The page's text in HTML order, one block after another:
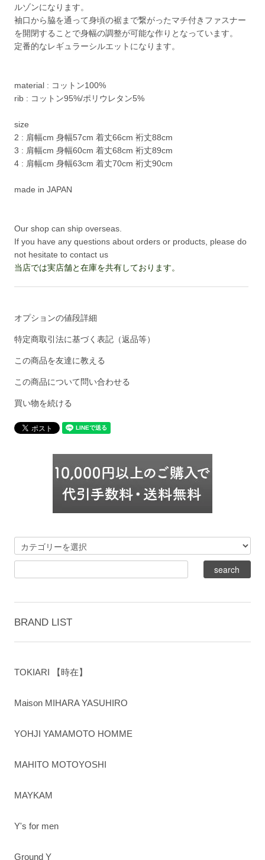
ルゾンになります。
袖口から脇を通って身頃の裾まで繋がったマチ付きファスナー
を開閉することで身幅の調整が可能な作りとなっています。
定番的なレギュラーシルエットになります。
material : コットン100%
rib : コットン95%/ポリウレタン5%
size
2 : 肩幅cm 身幅57cm 着丈66cm 裄丈88cm
3 : 肩幅cm 身幅60cm 着丈68cm 裄丈89cm
4 : 肩幅cm 身幅63cm 着丈70cm 裄丈90cm
made in JAPAN
Our shop can ship overseas.
If you have any questions about orders or products, please do
not hesitate to contact us
当店では実店舗と在庫を共有しております。
オプションの値段詳細
特定商取引法に基づく表記（返品等）
この商品を友達に教える
この商品について問い合わせる
買い物を続ける
BRAND LIST
TOKIARI 【時在】
Maison MIHARA YASUHIRO
YOHJI YAMAMOTO HOMME
MAHITO MOTOYOSHI
MAYKAM
Y's for men
Ground Y